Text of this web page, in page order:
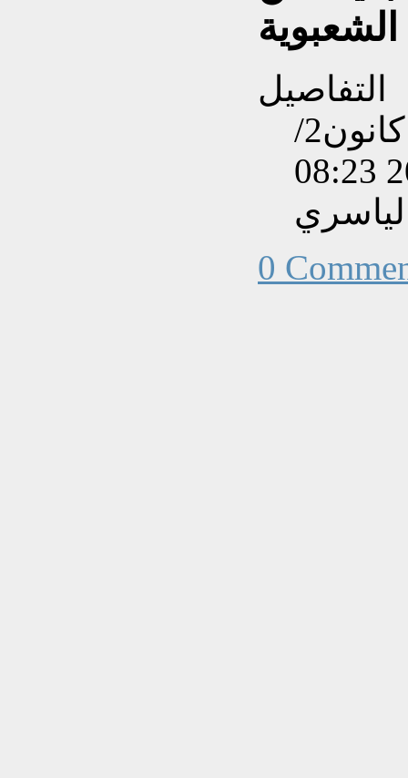
الشعبوية
التفاصيل
تم إنشاءه بتاريخ الإثنين, 06 كانون2/
0